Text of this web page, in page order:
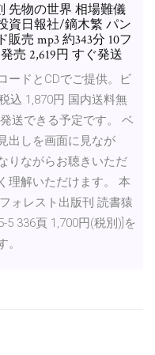
先物の世界 相場難儀
日報社/鏑木繁 パン
売 mp3 約343分 10フ
売 2,619円 すぐ発送
ードとCDでご提供。ビ
込 1,870円 国内送料無
送できる予定です。 ベ
出しを画面に見なが
りながらお聴きいただ
理解いただけます。 本
ォレスト出版刊 読書猿
5 336頁 1,700円(税別)]を